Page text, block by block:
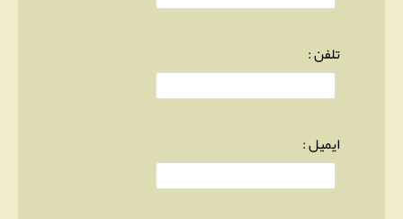
تلفن :
ایمیل :